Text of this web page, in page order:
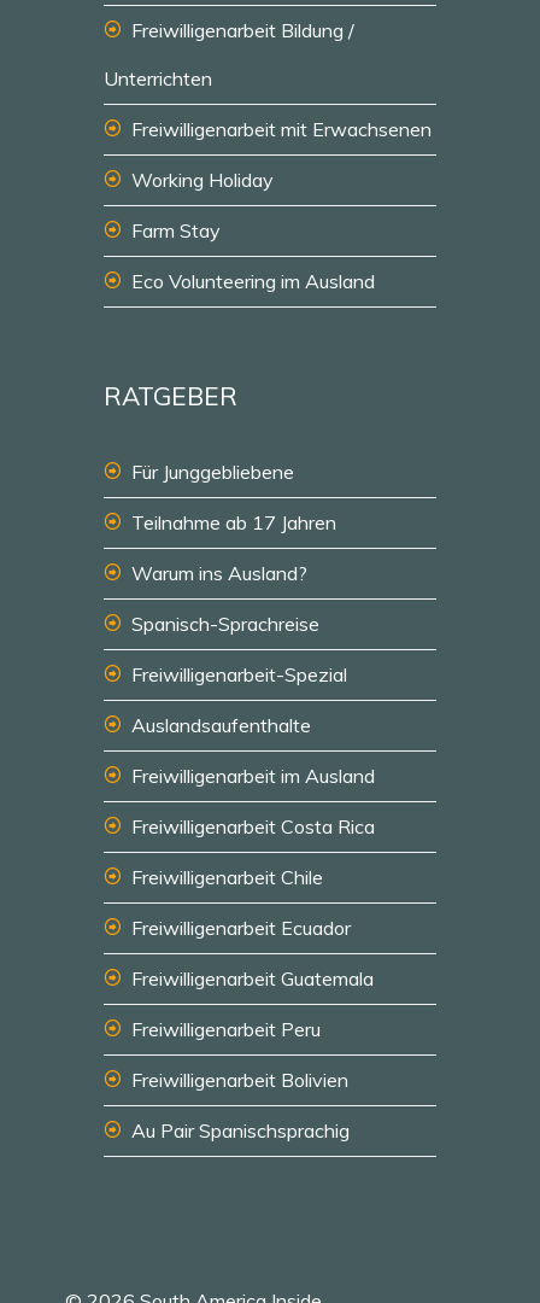
Freiwilligenarbeit Bildung /
Unterrichten
Freiwilligenarbeit mit Erwachsenen
Working Holiday
Farm Stay
Eco Volunteering im Ausland
RATGEBER
Für Junggebliebene
Teilnahme ab 17 Jahren
Warum ins Ausland?
Spanisch-Sprachreise
Freiwilligenarbeit-Spezial
Auslandsaufenthalte
Freiwilligenarbeit im Ausland
Freiwilligenarbeit Costa Rica
Freiwilligenarbeit Chile
Freiwilligenarbeit Ecuador
Freiwilligenarbeit Guatemala
Freiwilligenarbeit Peru
Freiwilligenarbeit Bolivien
Au Pair Spanischsprachig